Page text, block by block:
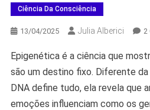
Ciência Da Consciência
13/04/2025 Julia Alberici 2
Epigenética é a ciência que
são um destino fixo. Diferente
DNA define tudo, ela revela que
emoções influenciam como os